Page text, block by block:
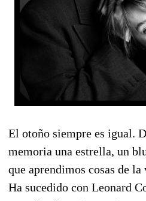
El otoño siempre es igual.
memoria una estrella, un
que aprendimos cosas de
Ha sucedido con Leonard